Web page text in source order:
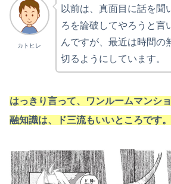
カトヒレ
以前は、真面目に話を聞
ろを論破してやろうと言
んですが、最近は時間の
切るようにしています。
はっきり言って、ワンルームマンシ
融知識は、ド三流もいいところです。